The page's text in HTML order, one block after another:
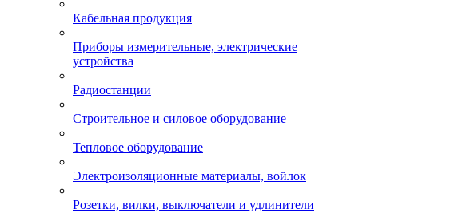
Кабельная продукция
Приборы измерительные, электрические
устройства
Радиостанции
Строительное и силовое оборудование
Тепловое оборудование
Электроизоляционные материалы, войлок
Розетки, вилки, выключатели и удлинители